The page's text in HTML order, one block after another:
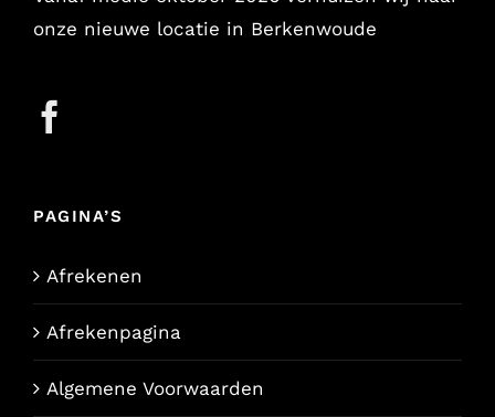
onze nieuwe locatie in Berkenwoude
PAGINA’S
Afrekenen
Afrekenpagina
Algemene Voorwaarden